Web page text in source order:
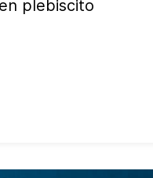
plebiscito